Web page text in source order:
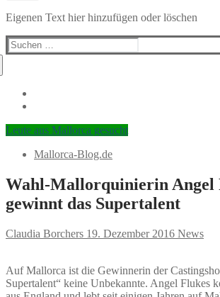
Eigenen Text hier hinzufügen oder löschen
Suchen
nach:
Leute aus Mallorca gesucht
Mallorca-Blog.de
Wahl-Mallorquinierin Angel
gewinnt das Supertalent
Claudia Borchers 19. Dezember 2016 News
Auf Mallorca ist die Gewinnerin der
Supertalent“ keine Unbekannte. Angel Flukes